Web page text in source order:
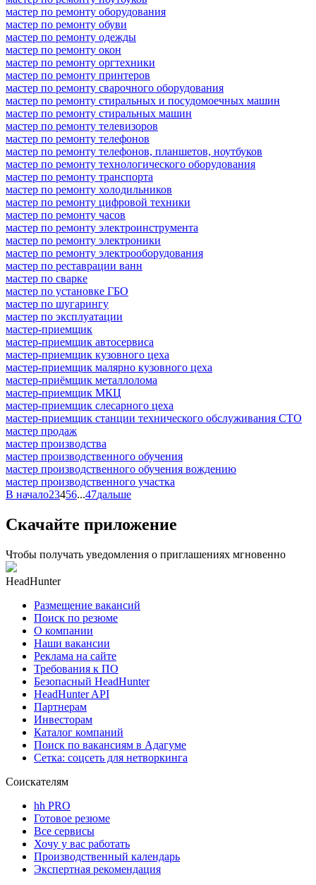
мастер по ремонту оборудования
мастер по ремонту обуви
мастер по ремонту одежды
мастер по ремонту окон
мастер по ремонту оргтехники
мастер по ремонту принтеров
мастер по ремонту сварочного оборудования
мастер по ремонту стиральных и посудомоечных машин
мастер по ремонту стиральных машин
мастер по ремонту телевизоров
мастер по ремонту телефонов
мастер по ремонту телефонов, планшетов, ноутбуков
мастер по ремонту технологического оборудования
мастер по ремонту транспорта
мастер по ремонту холодильников
мастер по ремонту цифровой техники
мастер по ремонту часов
мастер по ремонту электроинструмента
мастер по ремонту электроники
мастер по ремонту электрооборудования
мастер по реставрации ванн
мастер по сварке
мастер по установке ГБО
мастер по шугарингу
мастер по эксплуатации
мастер-приемщик
мастер-приемщик автосервиса
мастер-приемщик кузовного цеха
мастер-приемщик малярно кузовного цеха
мастер-приёмщик металлолома
мастер-приемщик МКЦ
мастер-приемщик слесарного цеха
мастер-приемщик станции технического обслуживания СТО
мастер продаж
мастер производства
мастер производственного обучения
мастер производственного обучения вождению
мастер производственного участка
В начало23456...47дальше
Скачайте приложение
Чтобы получать уведомления о приглашениях мгновенно
HeadHunter
Размещение вакансий
Поиск по резюме
О компании
Наши вакансии
Реклама на сайте
Требования к ПО
Безопасный HeadHunter
HeadHunter API
Партнерам
Инвесторам
Каталог компаний
Поиск по вакансиям в Адагуме
Сетка: соцсеть для нетворкинга
Соискателям
hh PRO
Готовое резюме
Все сервисы
Хочу у вас работать
Производственный календарь
Экспертная рекомендация